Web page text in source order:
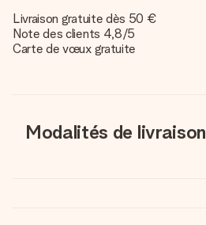
Livraison gratuite dès 50 €
Note des clients 4,8/5
Carte de vœux gratuite
Modalités de livraison